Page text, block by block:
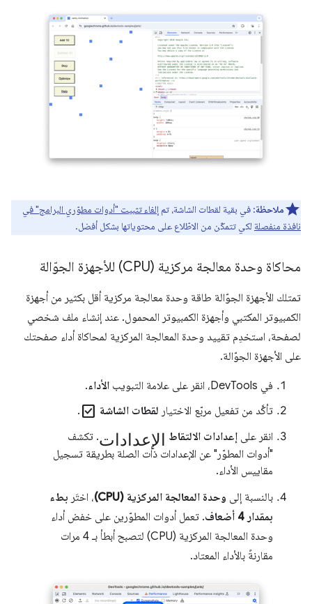
ملاحظة: في بقية لقطات الشاشة، تم إلغاء تثبيت "أدوات مطوّري البرامج" في
نافذة منفصلة لكي تتمكّن من الاطّلاع على محتوياتها بشكل أفضل.
محاكاة وحدة معالجة مركزية (CPU) للأجهزة الجوّالة
تمتلك الأجهزة الجوّالة طاقة وحدة معالجة مركزية أقل بكثير من أجهزة
الكمبيوتر المكتبي وأجهزة الكمبيوتر المحمول. عند إنشاء ملف شخصي
لصفحة، استخدِم تقييد وحدة المعالجة المركزية لمحاكاة أداء صفحتك
على الأجهزة الجوّالة.
في DevTools، انقر على علامة التبويب الأداء.
تأكَّد من تفعيل مربّع الاختيار لقطات الشاشة check_box
.
انقر على إعدادات الالتقاط الإعدادات. تكشف
"أدوات المطوّر" عن الإعدادات ذات الصلة بطريقة تسجيل
مقاييس الأداء.
بالنسبة إلى وحدة المعالجة المركزية (CPU) ، اختَر بطء
بمقدار 4 أضعاف
. تعمل أدوات المطوّرين على خفض أداء
وحدة المعالجة المركزية (CPU) لتصبح أبطأ بـ 4 مرات
مقارنةً بالأداء المعتاد.